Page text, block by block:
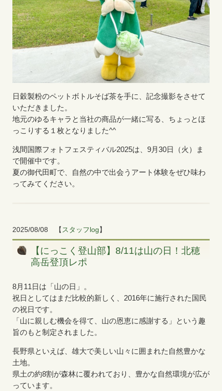
日穀製粉のペットボトルそば茶を手に、記念撮影をさせて
いただきました。
地元のゆるキャラと当社の商品が一緒に写る、ちょっとほ
っこりする１枚となりました^^
浅間国際フォトフェスティバル2025は、9月30日（火）ま
で開催中です。
夏の御代田町で、自然の中で出会うアート体験をぜひ味わ
ってみてください。
2025/08/08 【 スタッフlog】
【にっこく登山部】8/11は山の日！北穂
高岳登頂レポ
8月11日は「山の日」。
祝日としてはまだ比較的新しく、2016年に施行された国民
の祝日です。
「山に親しむ機会を得て、山の恩恵に感謝する」という趣
旨のもと制定されました。
長野県といえば、雄大で美しい山々に囲まれた自然豊かな
土地。
県土の約8割が森林に覆われており、豊かな自然環境が広が
っています。